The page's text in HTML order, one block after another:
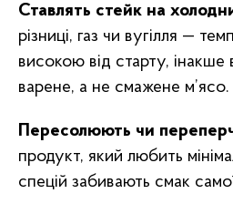
Ставлять стейк на
різниці, газ чи вугілля —
високою від старту, інакше
варене, а не смажене м’ясо.
Пересолюють чи
продукт, який любить
спецій забивають смак